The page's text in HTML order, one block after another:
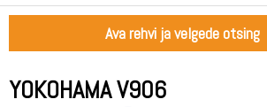
Ava rehvi ja velgede otsing
YOKOHAMA V906